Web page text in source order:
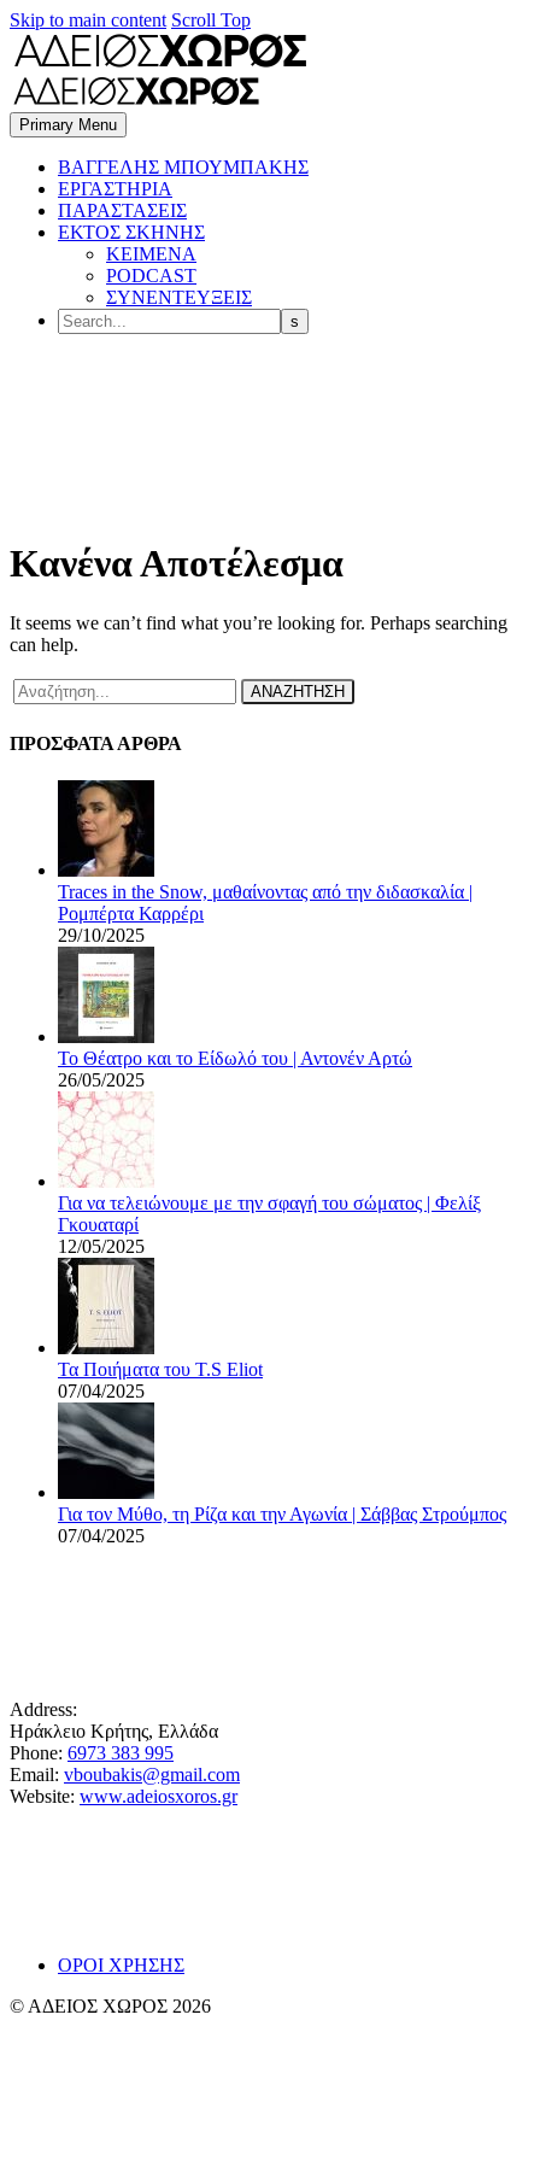
Skip to main content Scroll Top
Primary Menu
BΑΓΓΕΛΗΣ ΜΠΟΥΜΠΑΚΗΣ
ΕΡΓΑΣΤΗΡΙΑ
ΠΑΡΑΣΤΑΣΕΙΣ
ΕΚΤΟΣ ΣΚΗΝΗΣ
ΚΕΙΜΕΝΑ
PODCAST
ΣΥΝΕΝΤΕΥΞΕΙΣ
Κανένα Αποτέλεσμα
It seems we can’t find what you’re looking for. Perhaps searching
can help.
ΑΝΑΖΗΤΗΣΗ
ΠΡΟΣΦΑΤΑ ΑΡΘΡΑ
Traces in the Snow, μαθαίνοντας από την διδασκαλία |
Ρομπέρτα Καρρέρι
29/10/2025
Το Θέατρο και το Είδωλό του | Αντονέν Αρτώ
26/05/2025
Για να τελειώνουμε με την σφαγή του σώματος | Φελίξ
Γκουαταρί
12/05/2025
Τα Ποιήματα του T.S Eliot
07/04/2025
Για τον Μύθο, τη Ρίζα και την Αγωνία | Σάββας Στρούμπος
07/04/2025
Address:
Ηράκλειο Κρήτης, Ελλάδα
Phone: 6973 383 995
Email: vboubakis@gmail.com
Website: www.adeiosxoros.gr
ΟΡΟΙ ΧΡΗΣΗΣ
© ΑΔΕΙΟΣ ΧΩΡΟΣ 2026